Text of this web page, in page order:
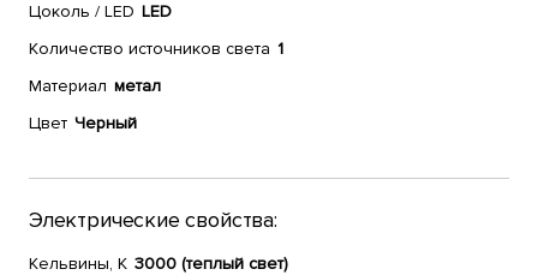
Цоколь / LED LED
Количество источников света 1
Материал метал
Цвет Черный
Электрические свойства:
Кельвины, К 3000 (теплый свет)